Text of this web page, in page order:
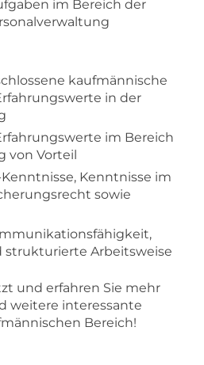
im Bereich der
kaufmännische
in der
im Bereich
von Vorteil
Kenntnisse, Kenntnisse im
sowie
strukturierte Arbeitsweise
und erfahren Sie mehr
weitere interessante
Bereich!